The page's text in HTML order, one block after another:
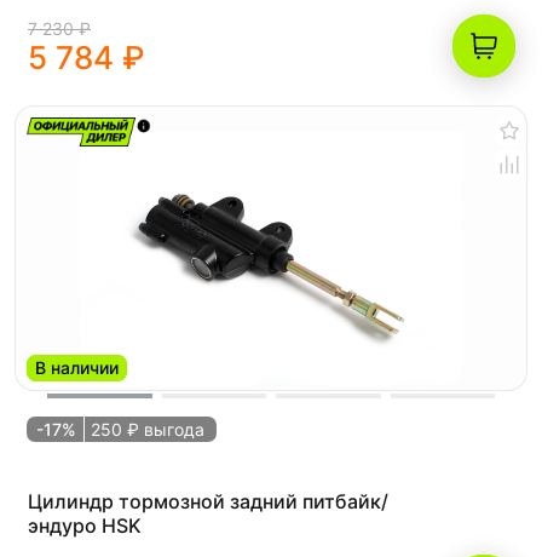
7 230 ₽
5 784 ₽
В наличии
-17% 250 ₽ выгода
Цилиндр тормозной задний питбайк/
эндуро HSK